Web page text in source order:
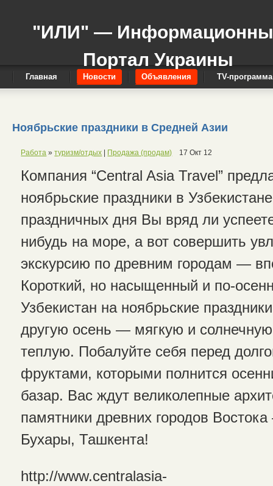
"ИЛИ" —
Портал Украины
Главная Новости Объявления TV-программа
Ноябрьские праздники в Средней Азии
Работа »туризм/отдых Продажа (продам) 17 Окт 12
Компания “Central Asia Travel”
ноябрьские праздники в
праздничных дня Вы вряд ли
нибудь на море, а вот совершить
экскурсию по древним городам —
Короткий, но насыщенный и по-
Узбекистан на ноябрьские
другую осень — мягкую и
теплую. Побалуйте себя перед
фруктами, которыми полнится
базар. Вас ждут великолепные
памятники древних городов
Бухары, Ташкента!
http://www.centralasia-